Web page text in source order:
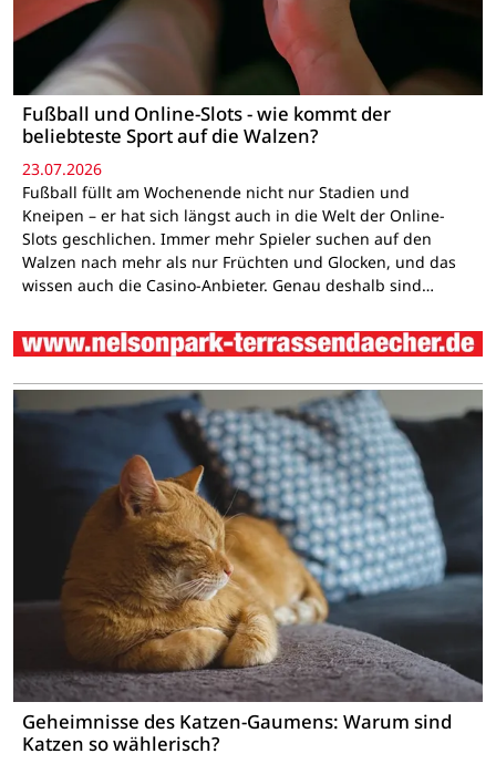
Fußball und Online-Slots - wie kommt der
beliebteste Sport auf die Walzen?
23.07.2026
Fußball füllt am Wochenende nicht nur Stadien und
Kneipen – er hat sich längst auch in die Welt der Online-
Slots geschlichen. Immer mehr Spieler suchen auf den
Walzen nach mehr als nur Früchten und Glocken, und das
wissen auch die Casino-Anbieter. Genau deshalb sind…
Geheimnisse des Katzen-Gaumens: Warum sind
Katzen so wählerisch?